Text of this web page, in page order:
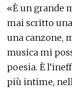
«È un grande
mai scritto
una canzone,
musica mi
poesia. È
più intime,